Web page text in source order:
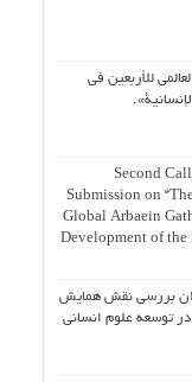
للأربعين في
Second
Submission on
Global Arbaein
Development of the
بررسی نقش همایش
در توسعه علوم انسانی